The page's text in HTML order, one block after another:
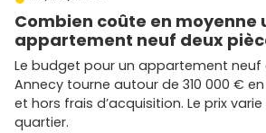
Combien coûte en moyenne
appartement neuf deux
Le budget pour un appartement neuf
Annecy tourne autour de 310 000 €
et hors frais d’acquisition. Le prix
quartier.